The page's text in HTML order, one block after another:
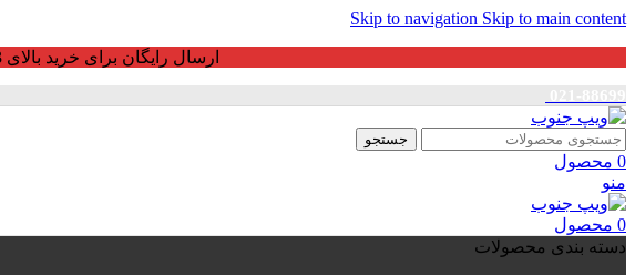
Skip to navigation Skip to main content
ارسال رایگان برای خرید بالای 3 تومن | ارسال شیراز فوری و مابقی شهرها با پست و تیپاکس
جستجو
0 محصول
منو
0 محصول
دسته بندی محصولات